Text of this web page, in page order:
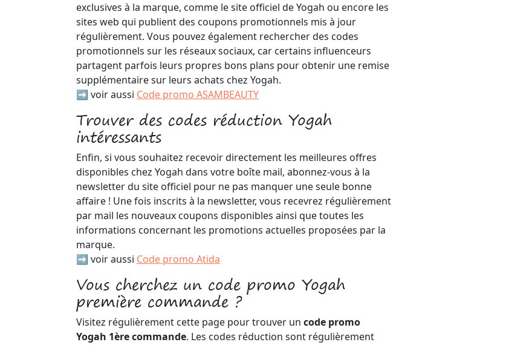
exclusives à la marque, comme le site officiel de Yogah ou encore les
sites web qui publient des coupons promotionnels mis à jour
régulièrement. Vous pouvez également rechercher des codes
promotionnels sur les réseaux sociaux, car certains influenceurs
partagent parfois leurs propres bons plans pour obtenir une remise
supplémentaire sur leurs achats chez Yogah.
➡️ voir aussi Code promo ASAMBEAUTY
Trouver des codes réduction Yogah
intéressants
Enfin, si vous souhaitez recevoir directement les meilleures offres
disponibles chez Yogah dans votre boîte mail, abonnez-vous à la
newsletter du site officiel pour ne pas manquer une seule bonne
affaire ! Une fois inscrits à la newsletter, vous recevrez régulièrement
par mail les nouveaux coupons disponibles ainsi que toutes les
informations concernant les promotions actuelles proposées par la
marque.
➡️ voir aussi Code promo Atida
Vous cherchez un code promo Yogah
première commande ?
Visitez régulièrement cette page pour trouver un code promo
Yogah 1ère commande. Les codes réduction sont régulièrement